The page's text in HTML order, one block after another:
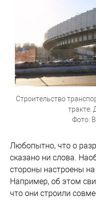
Строительство
тракте.
Фото:
Любопытно, что о
сказано ни слова.
стороны настроены
Например, об этом
что они строили